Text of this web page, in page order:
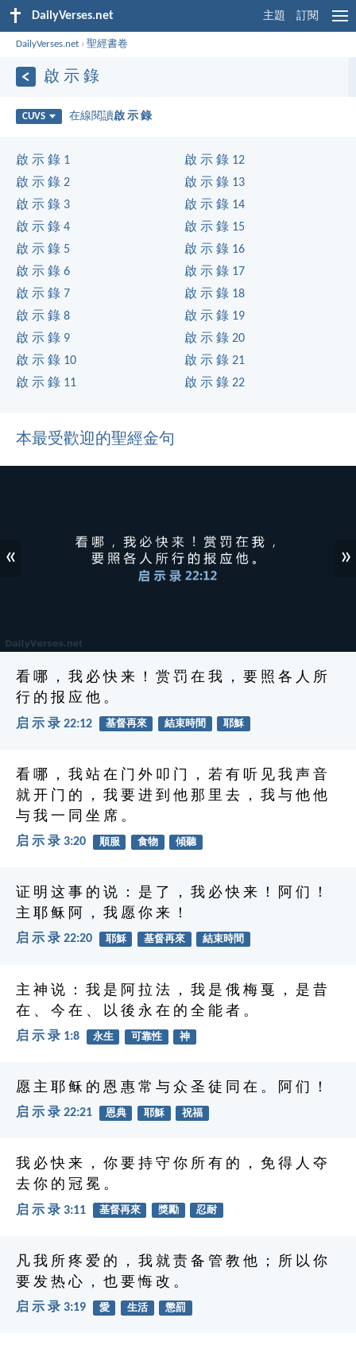
DailyVerses.net 主題 訂閱
DailyVerses.net ›聖經書卷
啟 示 錄
CUVS 在線閱讀啟 示 錄
啟 示 錄 1
啟 示 錄 2
啟 示 錄 3
啟 示 錄 4
啟 示 錄 5
啟 示 錄 6
啟 示 錄 7
啟 示 錄 8
啟 示 錄 9
啟 示 錄 10
啟 示 錄 11
啟 示 錄 12
啟 示 錄 13
啟 示 錄 14
啟 示 錄 15
啟 示 錄 16
啟 示 錄 17
啟 示 錄 18
啟 示 錄 19
啟 示 錄 20
啟 示 錄 21
啟 示 錄 22
本最受歡迎的聖經金句
« »
看 哪 ， 我 必 快 来 ！ 赏 罚 在 我 ， 要 照 各 人 所
行 的 报 应 他 。
启 示 录 22:12 基督再來 結束時間 耶穌
看 哪 ， 我 站 在 门 外 叩 门 ， 若 有 听 见 我 声 音
就 开 门 的 ， 我 要 进 到 他 那 里 去 ， 我 与 他 他
与 我 一 同 坐 席 。
启 示 录 3:20 順服 食物 傾聽
证 明 这 事 的 说 ： 是 了 ， 我 必 快 来 ！ 阿 们 ！
主 耶 稣 阿 ， 我 愿 你 来 ！
启 示 录 22:20 耶穌 基督再來 結束時間
主 神 说 ： 我 是 阿 拉 法 ， 我 是 俄 梅 戛 ， 是 昔
在 、 今 在 、 以 後 永 在 的 全 能 者 。
启 示 录 1:8 永生 可靠性 神
愿 主 耶 稣 的 恩 惠 常 与 众 圣 徒 同 在 。 阿 们 ！
启 示 录 22:21 恩典 耶穌 祝福
我 必 快 来 ， 你 要 持 守 你 所 有 的 ， 免 得 人 夺
去 你 的 冠 冕 。
启 示 录 3:11 基督再來 獎勵 忍耐
凡 我 所 疼 爱 的 ， 我 就 责 备 管 教 他 ； 所 以 你
要 发 热 心 ， 也 要 悔 改 。
启 示 录 3:19 愛 生活 懲罰